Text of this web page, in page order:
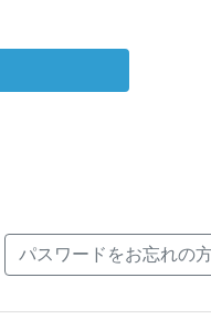
パスワードをお忘れの